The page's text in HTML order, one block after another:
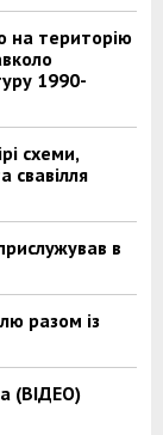
на територію
1990-
схеми,
свавілля
в
разом із
(ВІДЕО)